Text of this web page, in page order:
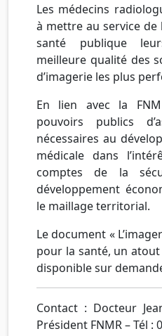
Les médecins
à mettre au service
santé publique
meilleure qualité des
d’imagerie les plus
En lien avec la
pouvoirs publics
nécessaires au
médicale dans
comptes de la
développement
le maillage territorial.
Le document «
pour la santé, un atout
disponible sur
Contact : Docteur
Président FNMR – Tél :